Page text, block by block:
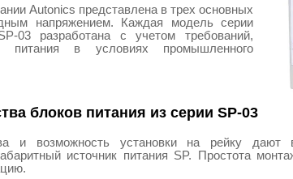
Autonics представлена в трех основных
напряжением. Каждая модель серии
03 разработана с учетом требований,
питания в условиях промышленного
блоков питания из серии SP-03
и возможность установки на рейку дают
источник питания SP. Простота